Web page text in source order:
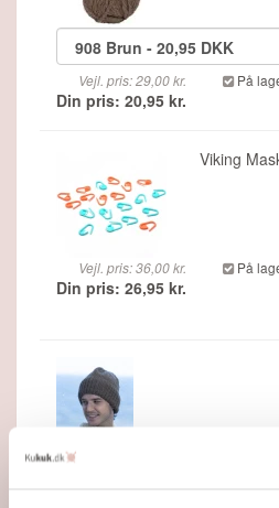
Vejl. pris: 29,00 kr.
Din pris: 20,95 kr.
På
Viking
Vejl. pris: 36,00 kr.
Din pris: 26,95 kr.
På
"Akira" Hue - Viking Design